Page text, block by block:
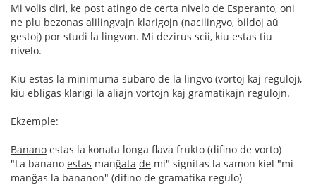
Mi volis diri, ke post atingo de certa nivelo de Esperanto, oni
ne plu bezonas alilingvajn klarigojn (nacilingvo, bildoj aŭ
gestoj) por studi la lingvon. Mi dezirus scii, kiu estas tiu
nivelo.
Kiu estas la minimuma subaro de la lingvo (vortoj kaj reguloj),
kiu ebligas klarigi la aliajn vortojn kaj gramatikajn regulojn.
Ekzemple:
Banano estas la konata longa flava frukto (difino de vorto)
"La banano estas manĝata de mi" signifas la samon kiel "mi
manĝas la bananon" (difino de gramatika regulo)